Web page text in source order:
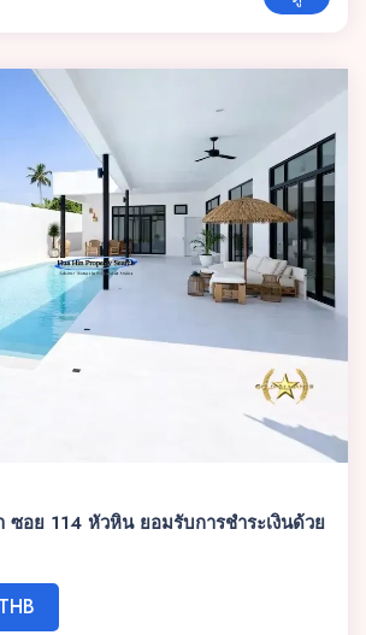
ซอย 114 หัวหิน ยอมรับการชำระเงินด้วย